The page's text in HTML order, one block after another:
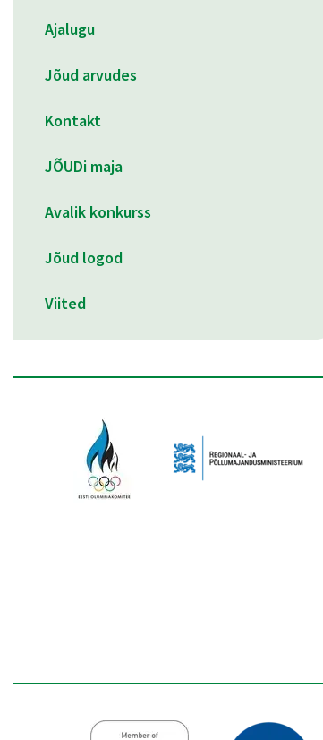
Ajalugu
Jõud arvudes
Kontakt
JÕUDi maja
Avalik konkurss
Jõud logod
Viited